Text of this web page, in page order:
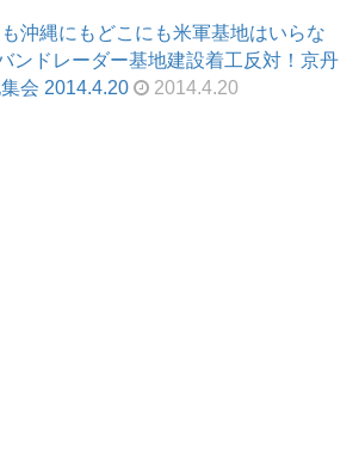
沖縄にもどこにも米軍基地はいらな
ンドレーダー基地建設着工反対！京丹
会 2014.4.20
2014.4.20